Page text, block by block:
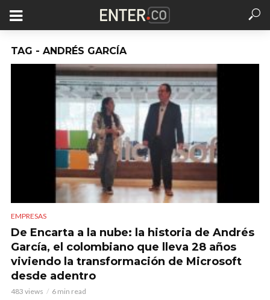
TAG - ANDRÉS GARCÍA
EMPRESAS
De Encarta a la nube: la historia de Andrés
García, el colombiano que lleva 28 años
viviendo la transformación de Microsoft
desde adentro
483 views 6 min read